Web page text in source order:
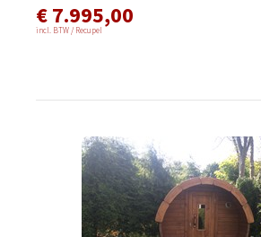
€ 7.995,00
incl. BTW / Recupel